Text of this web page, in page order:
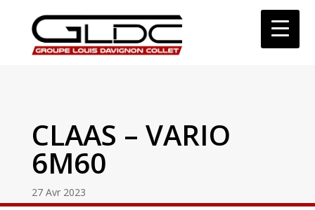
CLAAS – VARIO
6M60
27 Avr 2023